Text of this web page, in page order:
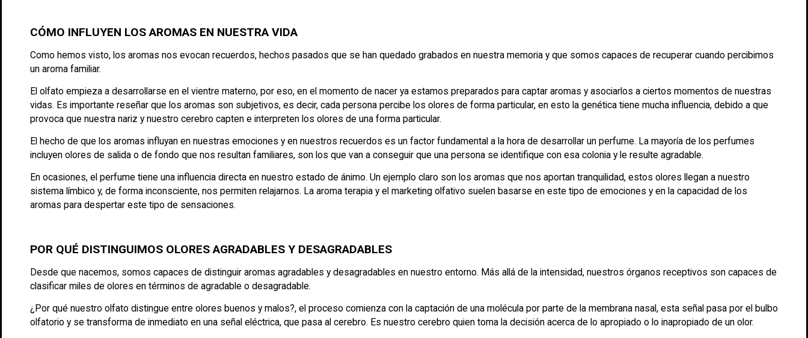
CÓMO INFLUYEN LOS AROMAS EN NUESTRA VIDA
Como hemos visto, los aromas nos evocan recuerdos, hechos pasados que se han quedado grabados en nuestra memoria y que somos capaces de recuperar cuando percibimos
un aroma familiar.
El olfato empieza a desarrollarse en el vientre materno, por eso, en el momento de nacer ya estamos preparados para captar aromas y asociarlos a ciertos momentos de nuestras
vidas. Es importante reseñar que los aromas son subjetivos, es decir, cada persona percibe los olores de forma particular, en esto la genética tiene mucha influencia, debido a que
provoca que nuestra nariz y nuestro cerebro capten e interpreten los olores de una forma particular.
El hecho de que los aromas influyan en nuestras emociones y en nuestros recuerdos es un factor fundamental a la hora de desarrollar un perfume. La mayoría de los perfumes
incluyen olores de salida o de fondo que nos resultan familiares, son los que van a conseguir que una persona se identifique con esa colonia y le resulte agradable.
En ocasiones, el perfume tiene una influencia directa en nuestro estado de ánimo. Un ejemplo claro son los aromas que nos aportan tranquilidad, estos olores llegan a nuestro
sistema límbico y, de forma inconsciente, nos permiten relajarnos. La aroma terapia y el marketing olfativo suelen basarse en este tipo de emociones y en la capacidad de los
aromas para despertar este tipo de sensaciones.
POR QUÉ DISTINGUIMOS OLORES AGRADABLES Y DESAGRADABLES
Desde que nacemos, somos capaces de distinguir aromas agradables y desagradables en nuestro entorno. Más allá de la intensidad, nuestros órganos receptivos son capaces de
clasificar miles de olores en términos de agradable o desagradable.
¿Por qué nuestro olfato distingue entre olores buenos y malos?, el proceso comienza con la captación de una molécula por parte de la membrana nasal, esta señal pasa por el bulbo
olfatorio y se transforma de inmediato en una señal eléctrica, que pasa al cerebro. Es nuestro cerebro quien toma la decisión acerca de lo apropiado o lo inapropiado de un olor.